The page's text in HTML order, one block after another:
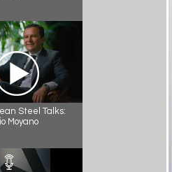
Steel Talks:
Moyano